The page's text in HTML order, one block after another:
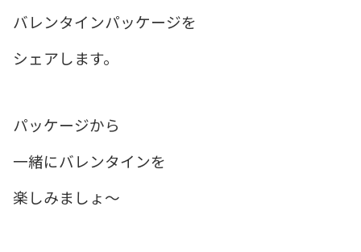
バレンタインパッケージを
シェアします。
パッケージから
一緒にバレンタインを
楽しみましょ～